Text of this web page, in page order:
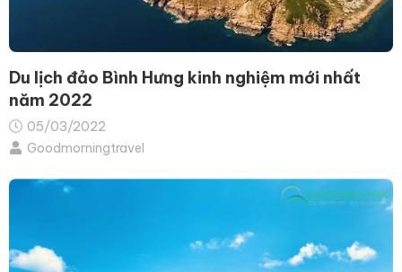
Du lịch đảo Bình Hưng kinh nghiệm mới nhất
năm 2022
05/03/2022
Goodmorningtravel